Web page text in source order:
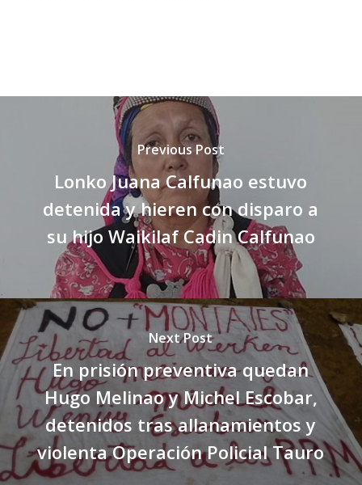
Previous Post
Lonko Juana Calfunao estuvo
detenida y hieren con disparo a
su hijo Waikilaf Cadin Calfunao
Next Post
En prisión preventiva quedan
Hugo Melinao y Michel Escobar,
detenidos tras allanamientos y
violenta Operación Policial Tauro